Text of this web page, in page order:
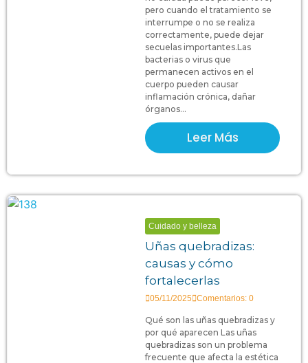
pero cuando el tratamiento se
interrumpe o no se realiza
correctamente, puede dejar
secuelas importantes.Las
bacterias o virus que
permanecen activos en el
cuerpo pueden causar
inflamación crónica, dañar
órganos...
Leer Más
Cuidado y belleza
Uñas quebradizas:
causas y cómo
fortalecerlas
05/11/2025 Comentarios: 0
Qué son las uñas quebradizas y
por qué aparecen Las uñas
quebradizas son un problema
frecuente que afecta la estética